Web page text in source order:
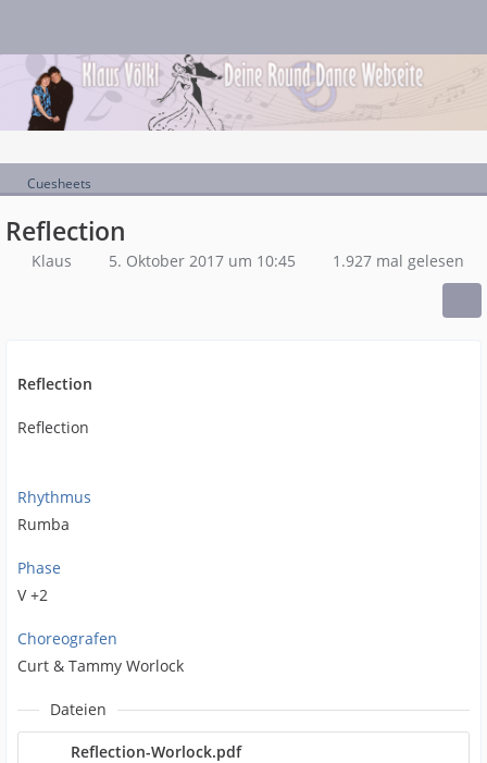
Cuesheets
Reflection
Klaus 5. Oktober 2017 um 10:45 1.927 mal gelesen
Reflection
Reflection
Rhythmus
Rumba
Phase
V +2
Choreografen
Curt & Tammy Worlock
Dateien
Reflection-Worlock.pdf